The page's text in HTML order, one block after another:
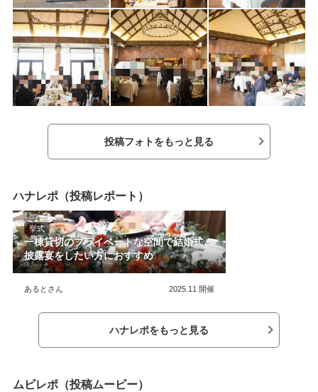
た、結婚式の演出
ことと、なるべく
い式にしたいと思
であることと、お
とが式場決定の決
ら美味しいと言っ
投稿フォトをもっと見る
ハナレポ（投稿レポート）
挙式
一棟貸切のプライベートな空間で結婚式・
披露宴をしたい方におすすめ
あるとさん 2025.11 開催
ハナレポをもっと見る
ムビレポ（投稿ムービー）